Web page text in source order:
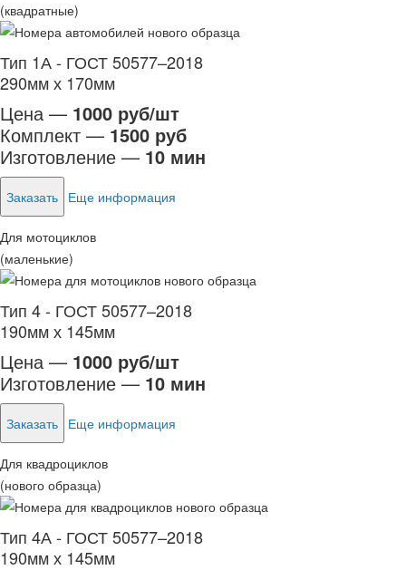
(квадратные)
Тип 1А - ГОСТ 50577–2018
290мм х 170мм
Цена — 1000 руб/шт
Комплект — 1500 руб
Изготовление — 10 мин
Заказать Еще информация
Для мотоциклов
(маленькие)
Тип 4 - ГОСТ 50577–2018
190мм х 145мм
Цена — 1000 руб/шт
Изготовление — 10 мин
Заказать Еще информация
Для квадроциклов
(нового образца)
Тип 4А - ГОСТ 50577–2018
190мм х 145мм